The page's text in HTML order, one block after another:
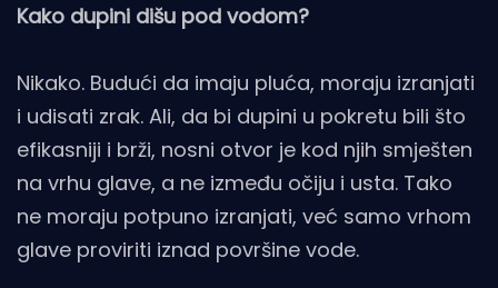
Kako dupini dišu pod vodom?
Nikako. Budući da imaju pluća, moraju izranjati
i udisati zrak. Ali, da bi dupini u pokretu bili što
efikasniji i brži, nosni otvor je kod njih smješten
na vrhu glave, a ne između očiju i usta. Tako
ne moraju potpuno izranjati, već samo vrhom
glave proviriti iznad površine vode.